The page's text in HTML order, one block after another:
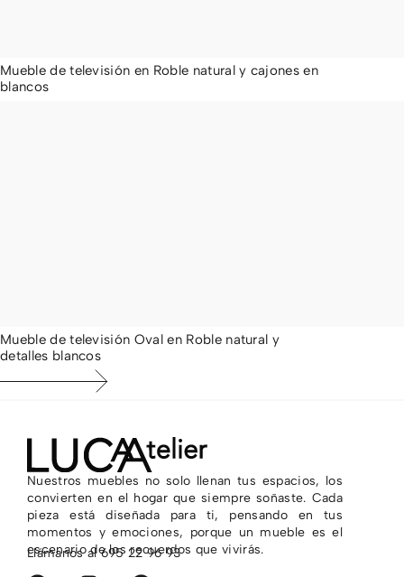
Mueble de televisión en Roble natural y cajones en
blancos
Mueble de televisión Oval en Roble natural y
detalles blancos
Nuestros muebles no solo llenan tus espacios, los
convierten en el hogar que siempre soñaste. Cada
pieza está diseñada para ti, pensando en tus
momentos y emociones, porque un mueble es el
escenario de los recuerdos que vivirás.
Llámanos al695 22 96 93